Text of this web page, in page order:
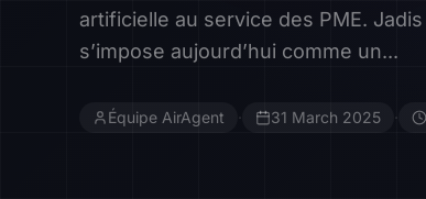
artificielle au service des PME.
s’impose aujourd’hui comme un...
Équipe AirAgent · 31 March 2025 ·